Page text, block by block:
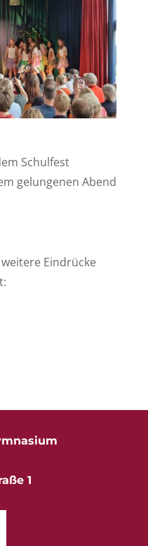
Schulfest
gelungenen Abend
Eindrücke
1